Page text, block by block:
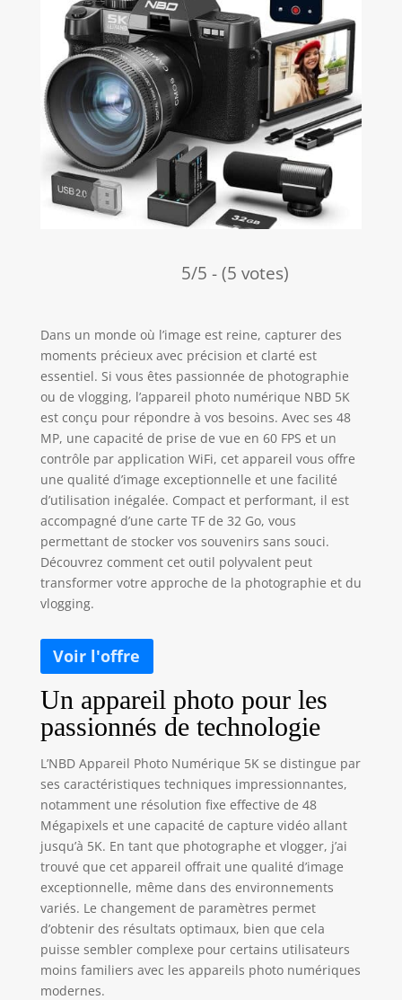
5/5 - (5 votes)
Dans un monde où l’image est reine, capturer des
moments précieux avec précision et clarté est
essentiel. Si vous êtes passionnée de photographie
ou de vlogging, l’appareil photo numérique NBD 5K
est conçu pour répondre à vos besoins. Avec ses 48
MP, une capacité de prise de vue en 60 FPS et un
contrôle par application WiFi, cet appareil vous offre
une qualité d’image exceptionnelle et une facilité
d’utilisation inégalée. Compact et performant, il est
accompagné d’une carte TF de 32 Go, vous
permettant de stocker vos souvenirs sans souci.
Découvrez comment cet outil polyvalent peut
transformer votre approche de la photographie et du
vlogging.
Un appareil photo pour les
passionnés de technologie
L’NBD Appareil Photo Numérique 5K se distingue par
ses caractéristiques techniques impressionnantes,
notamment une résolution fixe effective de 48
Mégapixels et une capacité de capture vidéo allant
jusqu’à 5K. En tant que photographe et vlogger, j’ai
trouvé que cet appareil offrait une qualité d’image
exceptionnelle, même dans des environnements
variés. Le changement de paramètres permet
d’obtenir des résultats optimaux, bien que cela
puisse sembler complexe pour certains utilisateurs
moins familiers avec les appareils photo numériques
modernes.